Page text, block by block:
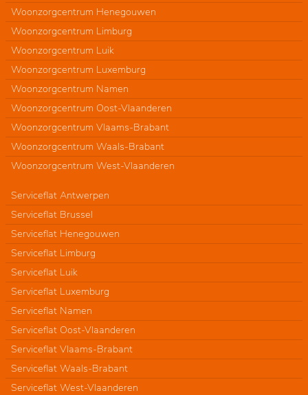
Woonzorgcentrum Henegouwen
Woonzorgcentrum Limburg
Woonzorgcentrum Luik
Woonzorgcentrum Luxemburg
Woonzorgcentrum Namen
Woonzorgcentrum Oost-Vlaanderen
Woonzorgcentrum Vlaams-Brabant
Woonzorgcentrum Waals-Brabant
Woonzorgcentrum West-Vlaanderen
Serviceflat Antwerpen
Serviceflat Brussel
Serviceflat Henegouwen
Serviceflat Limburg
Serviceflat Luik
Serviceflat Luxemburg
Serviceflat Namen
Serviceflat Oost-Vlaanderen
Serviceflat Vlaams-Brabant
Serviceflat Waals-Brabant
Serviceflat West-Vlaanderen